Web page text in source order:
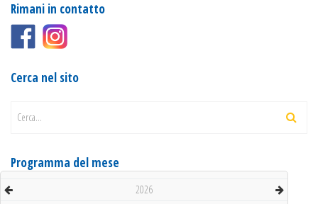
Rimani in contatto
Cerca nel sito
Cerca...
Programma del mese
2026